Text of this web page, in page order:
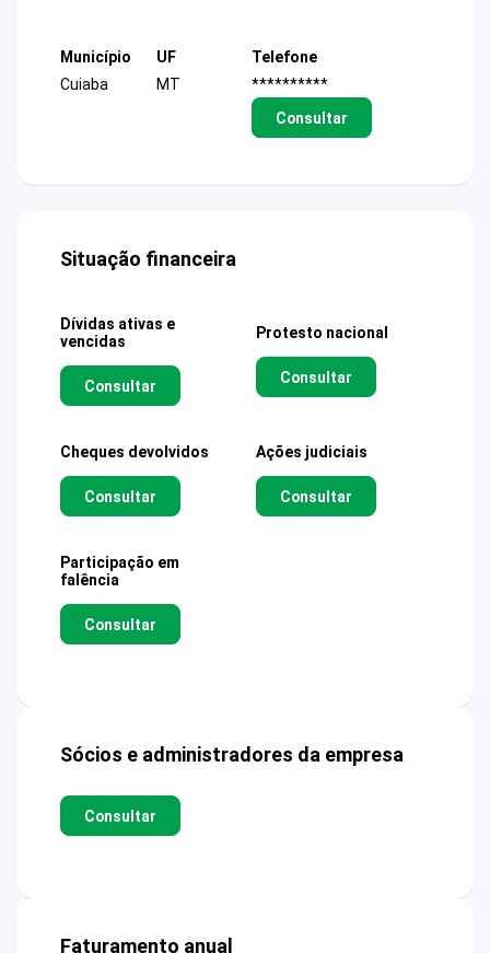
Município
Cuiaba
UF
MT
Telefone
**********
Consultar
Situação financeira
Dívidas ativas e
vencidas
Consultar
Protesto nacional
Consultar
Cheques devolvidos
Consultar
Ações judiciais
Consultar
Participação em
falência
Consultar
Sócios e administradores da empresa
Consultar
Faturamento anual